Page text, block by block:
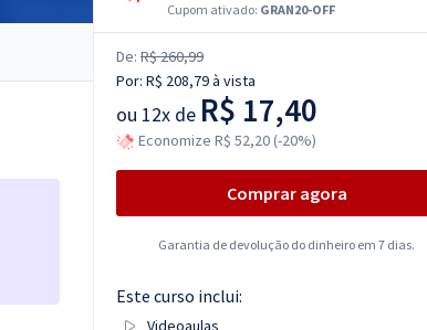
Cupom ativado: GRAN20-OFF
De: R$ 260,99
Por: R$ 208,79à vista
ou 12x de R$ 17,40
Economize R$ 52,20 (-20%)
Comprar agora
Garantia de devolução do dinheiro em 7 dias.
Este curso inclui:
Videoaulas